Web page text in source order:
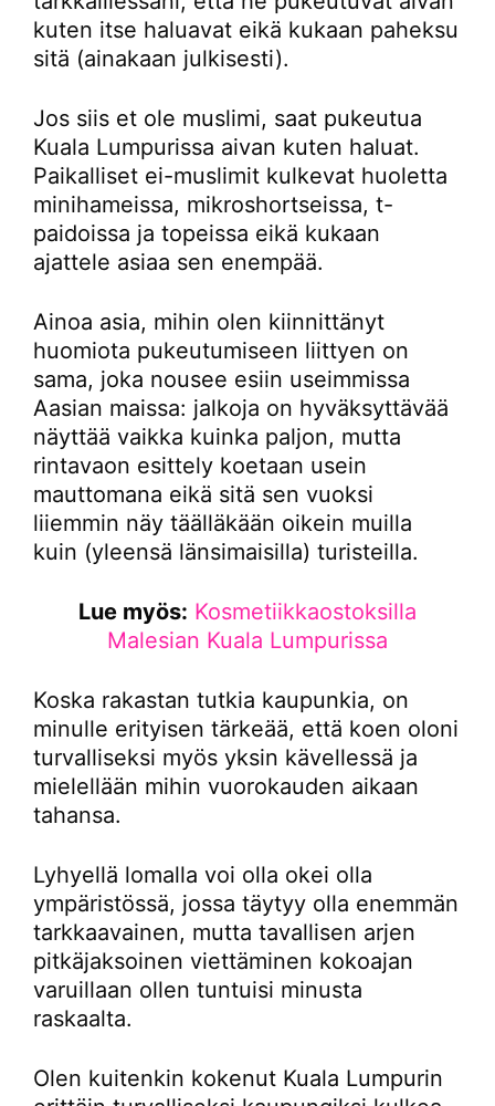
kuten itse haluavat eikä kukaan paheksu
sitä (ainakaan julkisesti).
Jos siis et ole muslimi, saat pukeutua
Kuala Lumpurissa aivan kuten haluat.
Paikalliset ei-muslimit kulkevat huoletta
minihameissa, mikroshortseissa, t-
paidoissa ja topeissa eikä kukaan
ajattele asiaa sen enempää.
Ainoa asia, mihin olen kiinnittänyt
huomiota pukeutumiseen liittyen on
sama, joka nousee esiin useimmissa
Aasian maissa: jalkoja on hyväksyttävää
näyttää vaikka kuinka paljon, mutta
rintavaon esittely koetaan usein
mauttomana eikä sitä sen vuoksi
liiemmin näy täälläkään oikein muilla
kuin (yleensä länsimaisilla) turisteilla.
Lue myös: Kosmetiikkaostoksilla
Malesian Kuala Lumpurissa
Koska rakastan tutkia kaupunkia, on
minulle erityisen tärkeää, että koen oloni
turvalliseksi myös yksin kävellessä ja
mielellään mihin vuorokauden aikaan
tahansa.
Lyhyellä lomalla voi olla okei olla
ympäristössä, jossa täytyy olla enemmän
tarkkaavainen, mutta tavallisen arjen
pitkäjaksoinen viettäminen kokoajan
varuillaan ollen tuntuisi minusta
raskaalta.
Olen kuitenkin kokenut Kuala Lumpurin